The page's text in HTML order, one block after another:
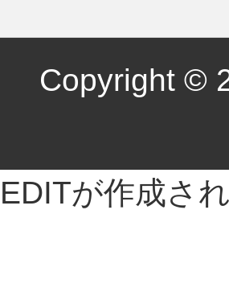
Copyright ©
EDITが作成さ